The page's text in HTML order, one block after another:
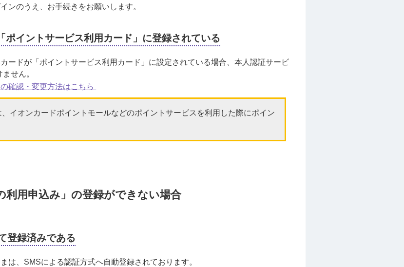
ンのうえ、お手続きをお願いします。
ポイントサービス利用カード」に登録されている
ードが「ポイントサービス利用カード」に設定されている場合、本人認証サービ
せん。
確認・変更方法はこちら
イオンカードポイントモールなどのポイントサービスを利用した際にポイン
利用申込み」の登録ができない場合
登録済みである
は、SMSによる認証方式へ自動登録されております。